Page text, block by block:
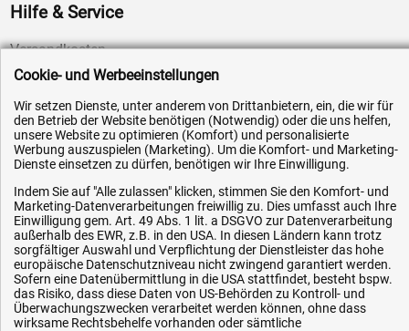
Hilfe & Service
Versandkosten
Zahlungsarten
Service
AGB / Widerrufsrecht
Datenschutz
Impressum
Karriere
OEM-Ersatzteile
Technik-Hilfe
Downloads
Kontakt
Cookie- und Werbeeinstellungen
Wir setzen Dienste, unter anderem von Drittanbietern, ein, die wir für
den Betrieb der Website benötigen (Notwendig) oder die uns helfen,
unsere Website zu optimieren (Komfort) und personalisierte
Werbung auszuspielen (Marketing). Um die Komfort- und Marketing-
Dienste einsetzen zu dürfen, benötigen wir Ihre Einwilligung.
Indem Sie auf "Alle zulassen" klicken, stimmen Sie den Komfort- und
Marketing-Datenverarbeitungen freiwillig zu. Dies umfasst auch Ihre
Einwilligung gem. Art. 49 Abs. 1 lit. a DSGVO zur Datenverarbeitung
außerhalb des EWR, z.B. in den USA. In diesen Ländern kann trotz
sorgfältiger Auswahl und Verpflichtung der Dienstleister das hohe
europäische Datenschutzniveau nicht zwingend garantiert werden.
Sofern eine Datenübermittlung in die USA stattfindet, besteht bspw.
das Risiko, dass diese Daten von US-Behörden zu Kontroll- und
Überwachungszwecken verarbeitet werden können, ohne dass
wirksame Rechtsbehelfe vorhanden oder sämtliche